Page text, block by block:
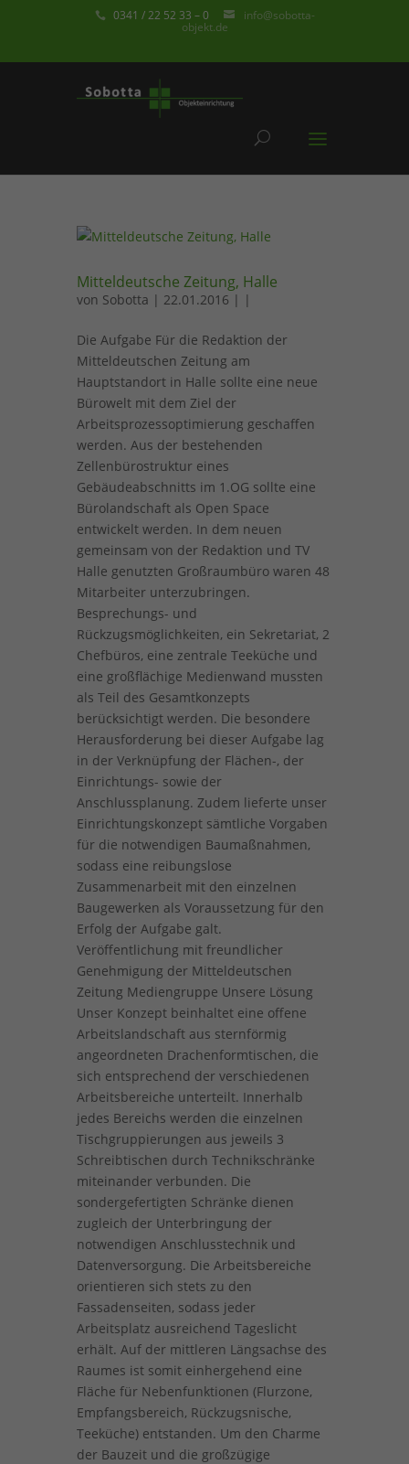
0341 / 22 52 33 – 0 info@sobotta-
objekt.de
Mitteldeutsche Zeitung, Halle
von Sobotta | 22.01.2016 | |
Die Aufgabe Für die Redaktion der
Mitteldeutschen Zeitung am
Hauptstandort in Halle sollte eine neue
Bürowelt mit dem Ziel der
Arbeitsprozessoptimierung geschaffen
werden. Aus der bestehenden
Zellenbürostruktur eines
Gebäudeabschnitts im 1.OG sollte eine
Bürolandschaft als Open Space
entwickelt werden. In dem neuen
gemeinsam von der Redaktion und TV
Halle genutzten Großraumbüro waren 48
Mitarbeiter unterzubringen.
Besprechungs- und
Rückzugsmöglichkeiten, ein Sekretariat, 2
Chefbüros, eine zentrale Teeküche und
eine großflächige Medienwand mussten
als Teil des Gesamtkonzepts
berücksichtigt werden. Die besondere
Herausforderung bei dieser Aufgabe lag
in der Verknüpfung der Flächen-, der
Einrichtungs- sowie der
Anschlussplanung. Zudem lieferte unser
Einrichtungskonzept sämtliche Vorgaben
für die notwendigen Baumaßnahmen,
sodass eine reibungslose
Zusammenarbeit mit den einzelnen
Baugewerken als Voraussetzung für den
Erfolg der Aufgabe galt.
Veröffentlichung mit freundlicher
Genehmigung der Mitteldeutschen
Zeitung Mediengruppe Unsere Lösung
Unser Konzept beinhaltet eine offene
Arbeitslandschaft aus sternförmig
angeordneten Drachenformtischen, die
sich entsprechend der verschiedenen
Arbeitsbereiche unterteilt. Innerhalb
jedes Bereichs werden die einzelnen
Tischgruppierungen aus jeweils 3
Schreibtischen durch Technikschränke
miteinander verbunden. Die
sondergefertigten Schränke dienen
zugleich der Unterbringung der
notwendigen Anschlusstechnik und
Datenversorgung. Die Arbeitsbereiche
orientieren sich stets zu den
Fassadenseiten, sodass jeder
Arbeitsplatz ausreichend Tageslicht
erhält. Auf der mittleren Längsachse des
Raumes ist somit einhergehend eine
Fläche für Nebenfunktionen (Flurzone,
Empfangsbereich, Rückzugsnische,
Teeküche) entstanden. Um den Charme
der Bauzeit und die großzügige